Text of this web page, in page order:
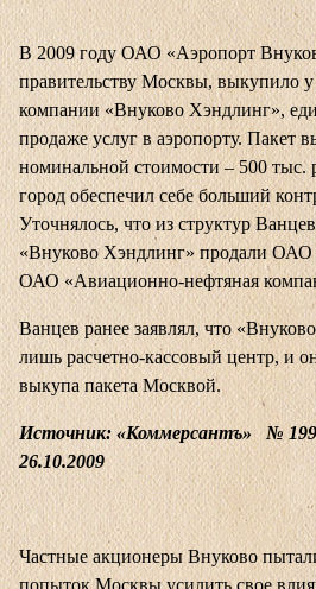
В 2009 году ОАО «Аэропорт
правительству Москвы, выкупило
компании «Внуково Хэндлинг»,
продаже услуг в аэропорту. Пакет
номинальной стоимости – 500 тыс.
город обеспечил себе больший
Уточнялось, что из структур
«Внуково Хэндлинг» продали
ОАО «Авиационно-нефтяная
Ванцев ранее заявлял, что
лишь расчетно-кассовый центр, и
выкупа пакета Москвой.
Источник: «Коммерсантъ» №
26.10.2009
Частные акционеры Внуково